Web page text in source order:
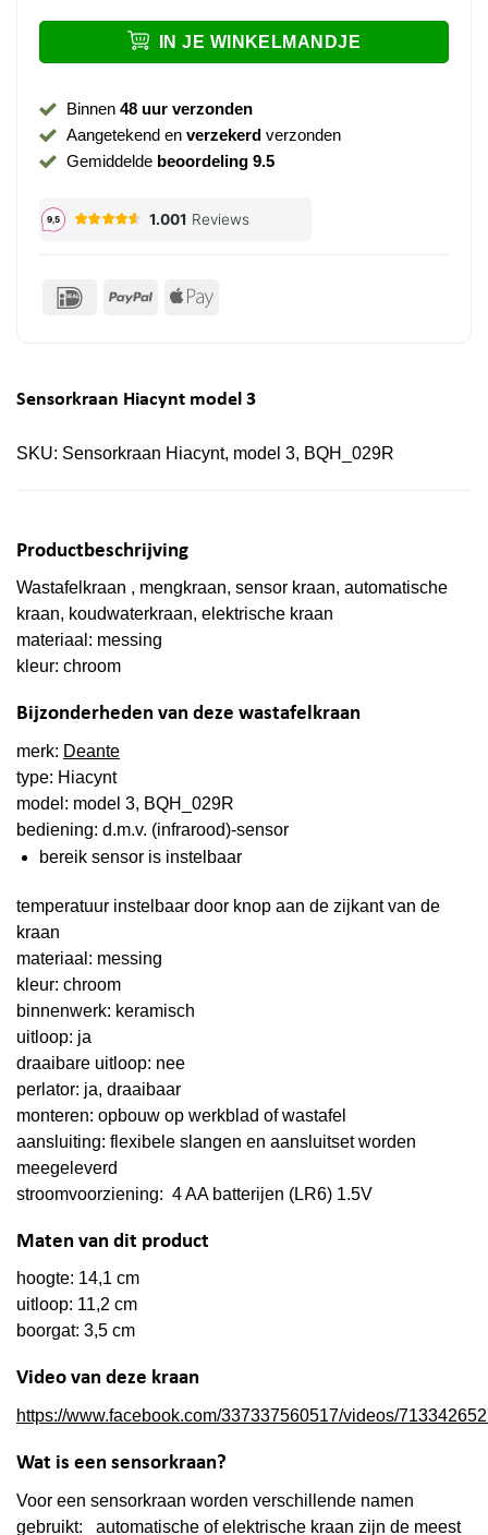
IN JE WINKELMANDJE
Binnen 48 uur verzonden
Aangetekend en verzekerdverzonden
Gemiddelde beoordeling 9.5
IDeal PayPal Apple
Sensorkraan Hiacynt model 3
SKU: Sensorkraan Hiacynt, model 3, BQH_029R
Productbeschrijving
Wastafelkraan , mengkraan, sensor kraan, automatische
kraan, koudwaterkraan, elektrische kraan
materiaal: messing
kleur: chroom
Bijzonderheden van deze wastafelkraan
merk: Deante
type: Hiacynt
model: model 3, BQH_029R
bediening: d.m.v. (infrarood)-sensor
bereik sensor is instelbaar
temperatuur instelbaar door knop aan de zijkant van de
kraan
materiaal: messing
kleur: chroom
binnenwerk: keramisch
uitloop: ja
draaibare uitloop: nee
perlator: ja, draaibaar
monteren: opbouw op werkblad of wastafel
aansluiting: flexibele slangen en aansluitset worden
meegeleverd
stroomvoorziening: 4 AA batterijen (LR6) 1.5V
Maten van dit product
hoogte: 14,1 cm
uitloop: 11,2 cm
boorgat: 3,5 cm
Video van deze kraan
https://www.facebook.com/337337560517/videos/
Wat is een sensorkraan?
Voor een sensorkraan worden verschillende namen
gebruikt: automatische of elektrische kraan zijn de meest